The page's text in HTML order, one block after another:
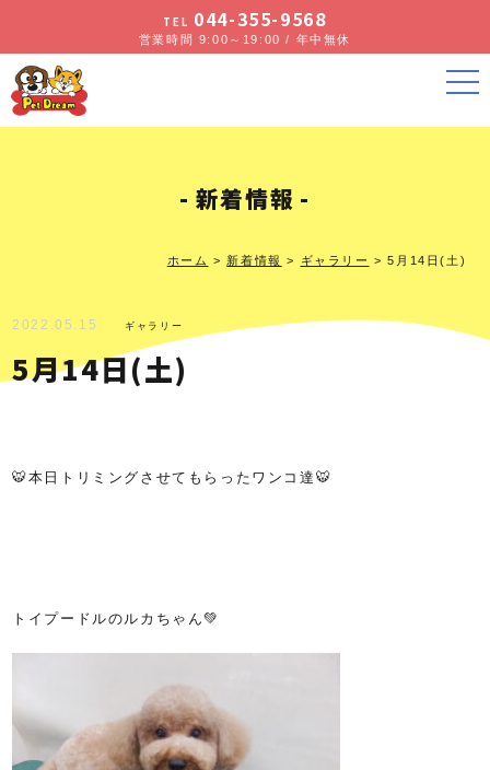
TEL 044-355-9568
営業時間 9:00～19:00 / 年中無休
新着情報
ホーム > 新着情報 > ギャラリー >5月14日(土)
2022.05.15 ギャラリー
5月14日(土)
🐯本日トリミングさせてもらったワンコ達🐯
トイプードルのルカちゃん💚